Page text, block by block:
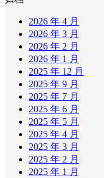
2026 年 4 月
2026 年 3 月
2026 年 2 月
2026 年 1 月
2025 年 12 月
2025 年 9 月
2025 年 7 月
2025 年 6 月
2025 年 5 月
2025 年 4 月
2025 年 3 月
2025 年 2 月
2025 年 1 月